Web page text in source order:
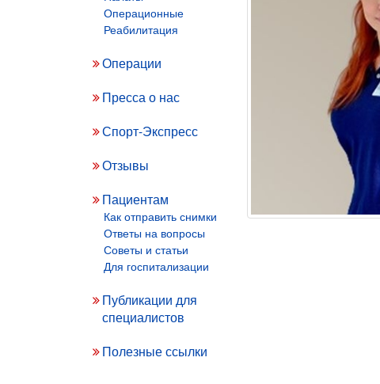
Операционные
Реабилитация
Операции
Пресса о нас
Спорт-Экспресс
Отзывы
Пациентам
Как отправить снимки
Ответы на вопросы
Советы и статьи
Для госпитализации
Публикации для
специалистов
Полезные ссылки